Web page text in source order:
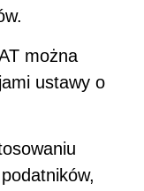
można
ustawy o